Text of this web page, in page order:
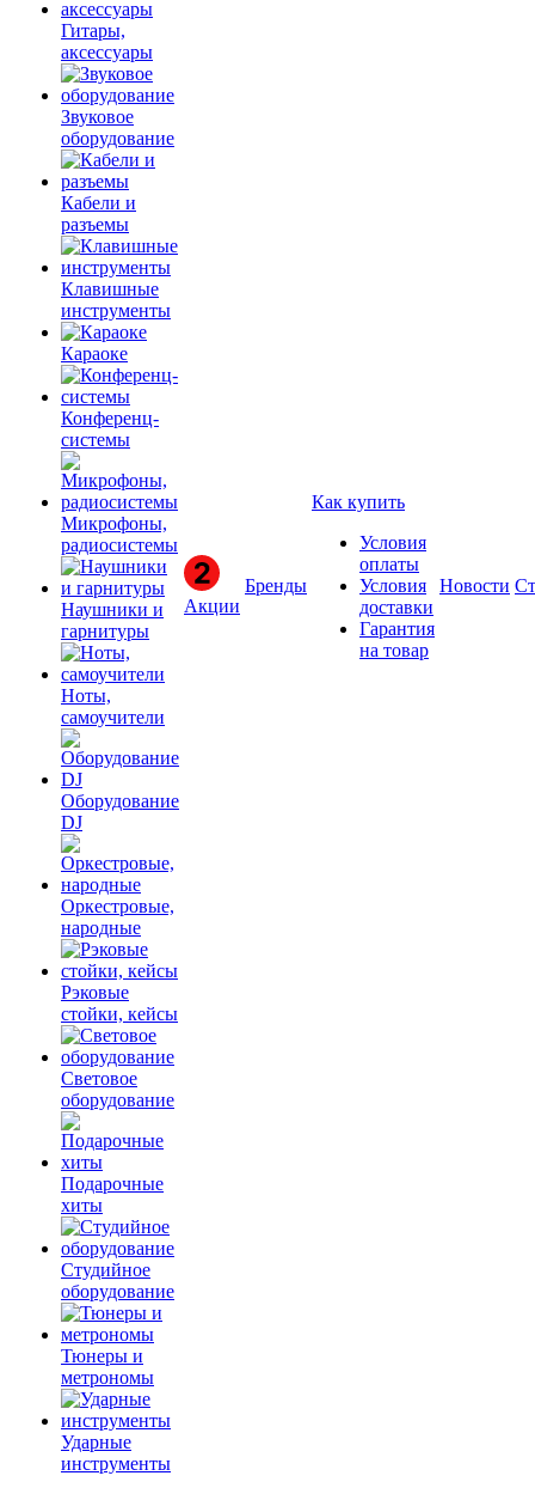
Гитары,
аксессуары
Звуковое
оборудование
Кабели и
разъемы
Клавишные
инструменты
Караоке
Конференц-
системы
Микрофоны,
радиосистемы
Наушники и
гарнитуры
Ноты,
самоучители
Оборудование
DJ
Оркестровые,
народные
Рэковые
стойки, кейсы
Световое
оборудование
Подарочные
хиты
Студийное
оборудование
Тюнеры и
метрономы
Ударные
инструменты
Акции
Бренды
Как купить
Условия
оплаты
Условия
доставки
Гарантия
на товар
Новости